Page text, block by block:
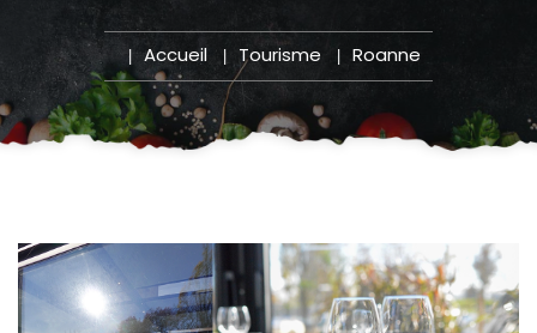
Accueil Tourisme Roanne